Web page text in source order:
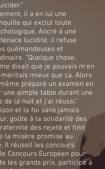
il a en lui une
qui exclut toute
Ancré à une
lucidité, il refuse
quémandeuses et
“Quelque chose,
disait que je pouvais m’en
mieux que ça. Alors
préparé un examen en
une simple table durant une
de la nuit et j’ai réussi.”
et la foi sans jamais
goûte à la solidarité des
des rejeté et finit
la misère promise au
Il réussit les concours
Concours Européen pour
les grands prix, participe à